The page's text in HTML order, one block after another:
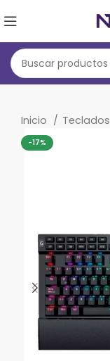
Inicio Teclados
-17%